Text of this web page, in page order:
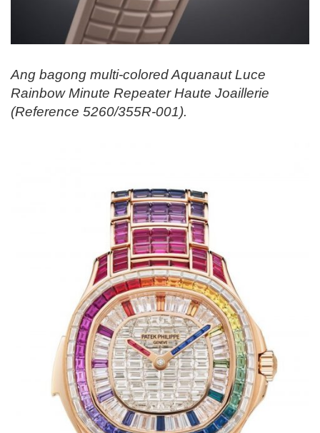
Ang bagong multi-colored Aquanaut Luce
Rainbow Minute Repeater Haute Joaillerie
(Reference 5260/355R-001).